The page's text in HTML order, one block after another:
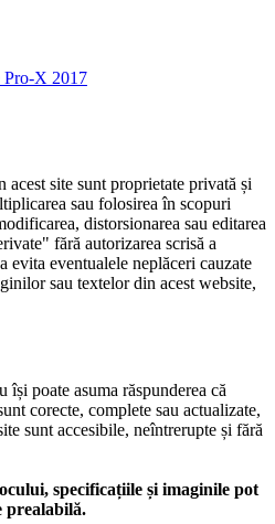
site sunt proprietate privată și
sau folosirea în scopuri
distorsionarea sau editarea
fără autorizarea scrisă a
eventualele neplăceri cauzate
sau textelor din acest website,
poate asuma răspunderea că
corecte, complete sau actualizate,
sunt accesibile, neîntrerupte și fără
specificațiile și imaginile pot
prealabilă.